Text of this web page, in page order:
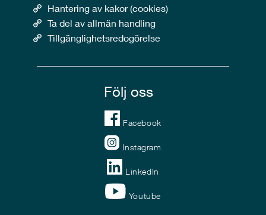
Hantering av kakor (cookies)
Ta del av allmän handling
Tillgänglighetsredogörelse
Följ oss
Facebook
Instagram
LinkedIn
Youtube